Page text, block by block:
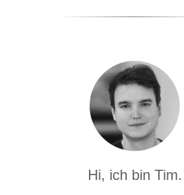
Hi, ich bin Tim.